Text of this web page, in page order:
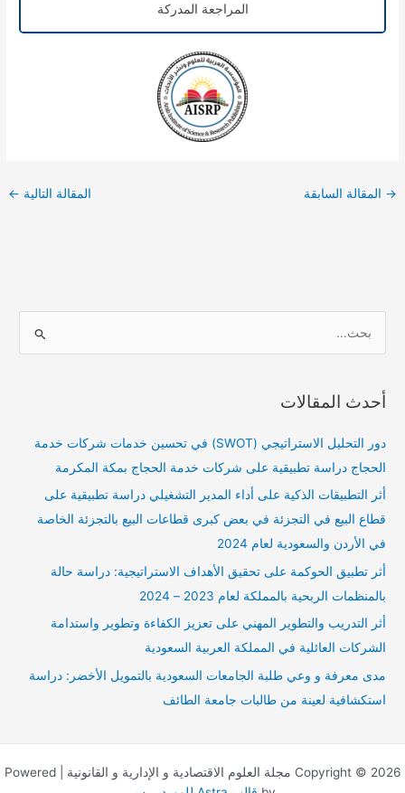
المراجعة المدركة
→ المقالة السابقة المقالة التالية ←
ح
أحدث المقالات
دور التحليل الاستراتيجي (SWOT) في تحسين خدمات شركات خدمة
الحجاج دراسة تطبيقية على شركات خدمة الحجاج بمكة المكرمة
أثر التطبيقات الذكية على أداء المدير التشغيلي دراسة تطبيقية على
قطاع البيع في التجزئة في بعض كبرى قطاعات البيع بالتجزئة الخاصة
في الأردن والسعودية لعام 2024
أثر تطبيق الحوكمة على تحقيق الأهداف الاستراتيجية: دراسة حالة
بالمنظمات الربحية بالمملكة لعام 2023 – 2024
أثر التدريب والتطوير المهني على تعزيز الكفاءة وتطوير واستدامة
الشركات العائلية في المملكة العربية السعودية
مدى معرفة و وعي طلبة الجامعات السعودية بالتمويل الأخضر: دراسة
استكشافية لعينة من طالبات جامعة الطائف
Copyright © 2026 مجلة العلوم الاقتصادية و الإدارية و القانونية | Powered